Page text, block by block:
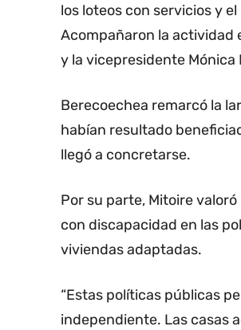
los loteos con servicios y
Acompañaron la actividad
y la vicepresidente Mónica
Berecoechea remarcó la
habían resultado
llegó a concretarse.
Por su parte, Mitoire
con discapacidad en las
viviendas adaptadas.
“Estas políticas públicas
independiente. Las casas